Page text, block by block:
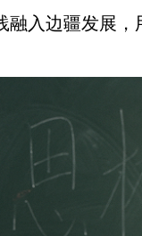
融入边疆发展